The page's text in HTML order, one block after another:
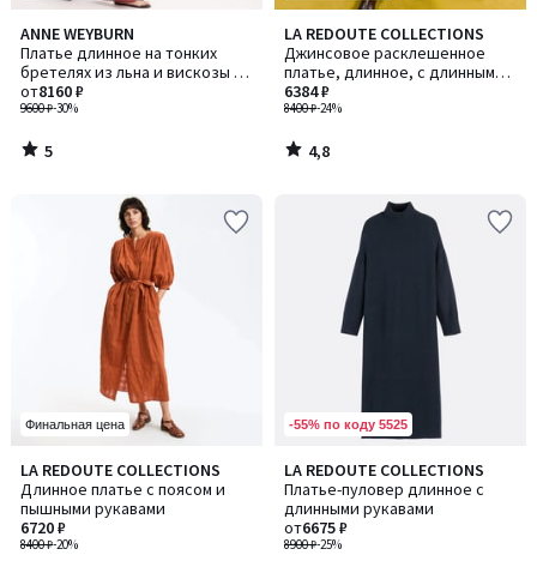
ANNE WEYBURN
Платье длинное на тонких
бретелях из льна и вискозы с
набивным рисунком
9600 ₽-30%
от8160 ₽
5
/
5
5
/
LA REDOUTE COLLECTIONS
Джинсовое расклешенное
платье, длинное, с длинными
рукавами
8400 ₽-24%
6384 ₽
4,8
/ 5
4,8
/
Финальная цена
LA REDOUTE COLLECTIONS
Длинное платье с поясом и
пышными рукавами
8400 ₽-20%
6720 ₽
4
/
5
Количество
цветов:
2
-55% по коду 5525
LA REDOUTE COLLECTIONS
Платье-пуловер длинное с
длинными рукавами
8900 ₽-25%
от6675 ₽
4,4
/ 5